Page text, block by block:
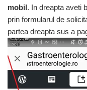
mobil. In dreapta aveti
prin formularul de
partea dreapta sus a